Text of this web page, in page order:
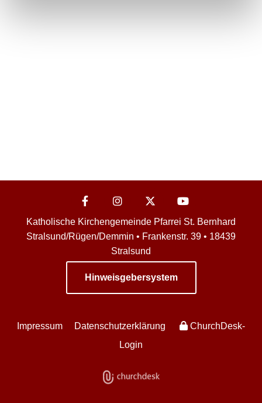
Katholische Kirchengemeinde Pfarrei St. Bernhard
Stralsund/Rügen/Demmin • Frankenstr. 39 • 18439
Stralsund
Hinweisgebersystem
Impressum Datenschutzerklärung
ChurchDesk-
Login